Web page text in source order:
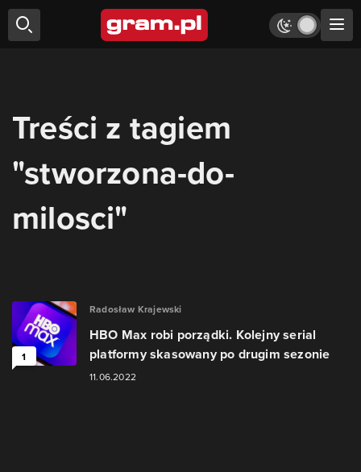
Treści z tagiem
"stworzona-do-
milosci"
1
Radosław Krajewski
HBO Max robi porządki. Kolejny serial
platformy skasowany po drugim sezonie
11.06.2022